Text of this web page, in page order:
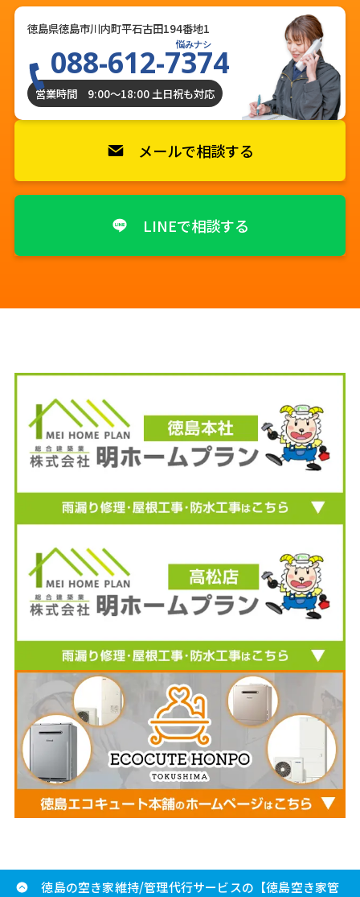
徳島県徳島市川内町平石古田194番地1
悩みナシ
088-612-7374
営業時間 9:00〜18:00 土日祝も対応
メールで相談する
LINEで相談する
徳島の空き家維持/管理代行サービスの【徳島空き家管